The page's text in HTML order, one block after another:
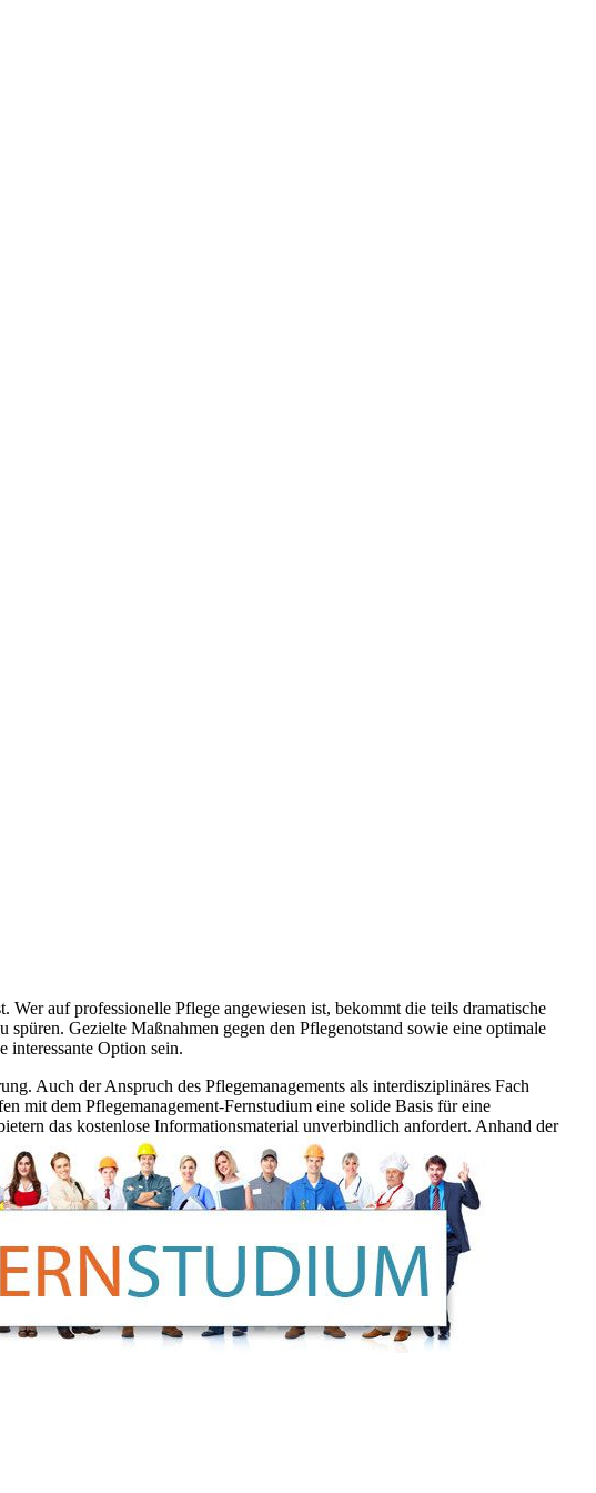
auf professionelle Pflege angewiesen ist, bekommt die teils dramatische
Gezielte Maßnahmen gegen den Pflegenotstand sowie eine optimale
interessante Option sein.
Auch der Anspruch des Pflegemanagements als interdisziplinäres Fach
mit dem Pflegemanagement-Fernstudium eine solide Basis für eine
das kostenlose Informationsmaterial unverbindlich anfordert. Anhand der